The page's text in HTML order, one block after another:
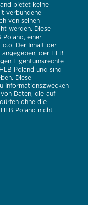
bietet keine
verbundene
von seinen
werden. Diese
Poland, einer
o.o. Der Inhalt der
der HLB
Eigentumsrechte
Poland und sind
Diese
Informationszwecken
Daten, die auf
ohne die
Poland nicht